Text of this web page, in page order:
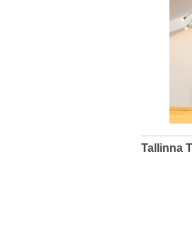
Tallinna